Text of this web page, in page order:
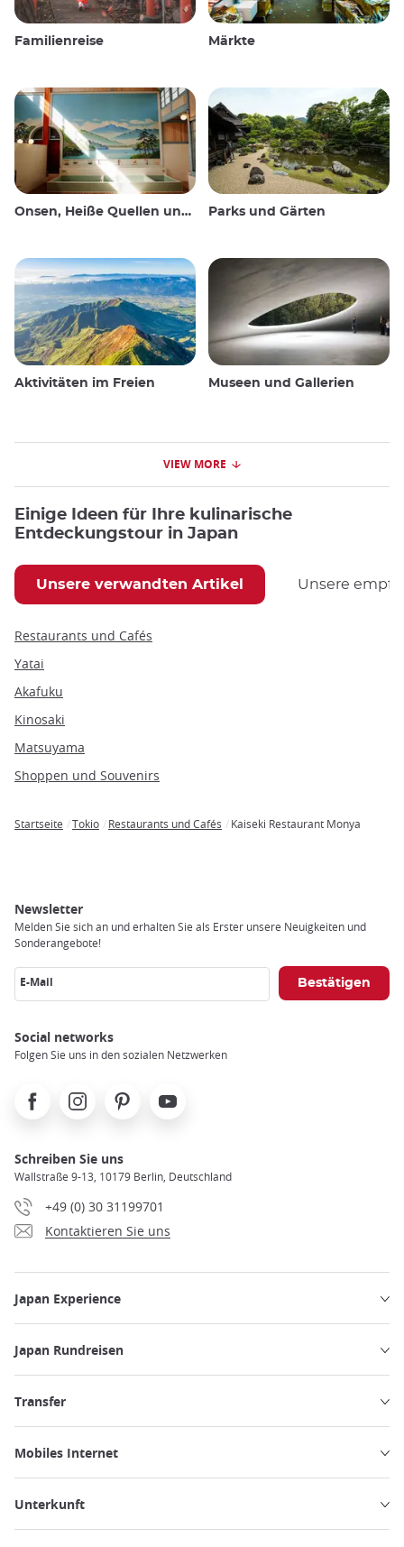
Familienreise Märkte
Onsen, Heiße Quellen und öffentliche Bäder Parks und Gärten
Aktivitäten im Freien Museen und Gallerien
VIEW MORE
Einige Ideen für Ihre kulinarische
Entdeckungstour in Japan
Unsere verwandten Artikel Unsere
Restaurants und Cafés
Yatai
Akafuku
Kinosaki
Matsuyama
Shoppen und Souvenirs
Startseite Tokio Restaurants und Cafés Kaiseki Restaurant Monya
Newsletter
Melden Sie sich an und erhalten Sie als Erster unsere Neuigkeiten und
Sonderangebote!
E-Mail
Social networks
Folgen Sie uns in den sozialen Netzwerken
FacebookInstagramPinterest Youtube
Schreiben Sie uns
Wallstraße 9-13, 10179 Berlin, Deutschland
+49 (0) 30 31199701
Kontaktieren Sie uns
Japan Experience
Japan Rundreisen
Transfer
Mobiles Internet
Unterkunft